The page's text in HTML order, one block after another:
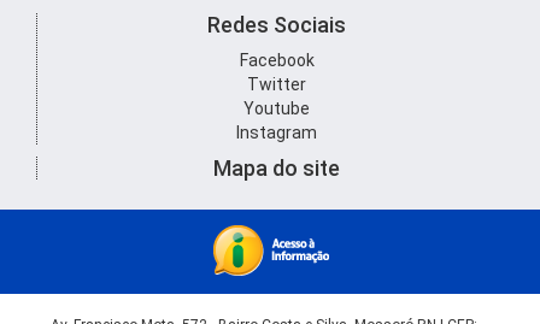
Redes Sociais
Facebook
Twitter
Youtube
Instagram
Mapa do site